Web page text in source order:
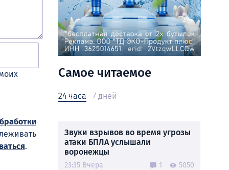
.
Самое читаемое
24 часа 7 дней
Звуки взрывов во время угрозы
атаки БПЛА услышали
воронежцы
23:35 Вчера 1 5050